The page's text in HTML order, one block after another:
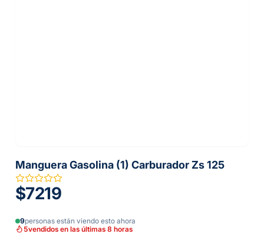
Manguera Gasolina (1) Carburador Zs 125
$7219
9personas están viendo esto ahora
5vendidos en las últimas 8 horas